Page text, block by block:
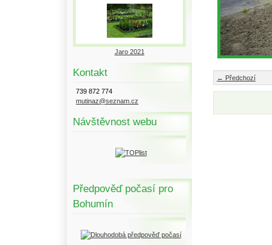
Jaro 2021
Kontakt
739 872 774
mutinaz@seznam.cz
Návštěvnost webu
Předpověď počasí pro
Bohumín
← Předchozí